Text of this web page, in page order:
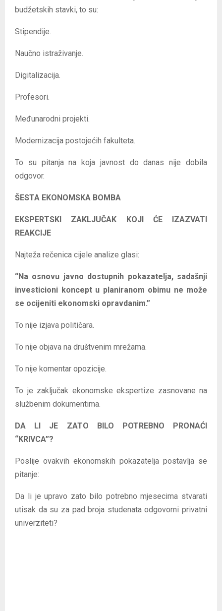
budžetskih stavki, to su:
Stipendije.
Naučno istraživanje.
Digitalizacija.
Profesori.
Međunarodni projekti.
Modernizacija postojećih fakulteta.
To su pitanja na koja javnost do danas nije dobila
odgovor.
ŠESTA EKONOMSKA BOMBA
EKSPERTSKI ZAKLJUČAK KOJI ĆE IZAZVATI
REAKCIJE
Najteža rečenica cijele analize glasi:
“Na osnovu javno dostupnih pokazatelja, sadašnji
investicioni koncept u planiranom obimu ne može
se ocijeniti ekonomski opravdanim.”
To nije izjava političara.
To nije objava na društvenim mrežama.
To nije komentar opozicije.
To je zaključak ekonomske ekspertize zasnovane na
službenim dokumentima.
DA LI JE ZATO BILO POTREBNO PRONAĆI
“KRIVCA”?
Poslije ovakvih ekonomskih pokazatelja postavlja se
pitanje:
Da li je upravo zato bilo potrebno mjesecima stvarati
utisak da su za pad broja studenata odgovorni privatni
univerziteti?